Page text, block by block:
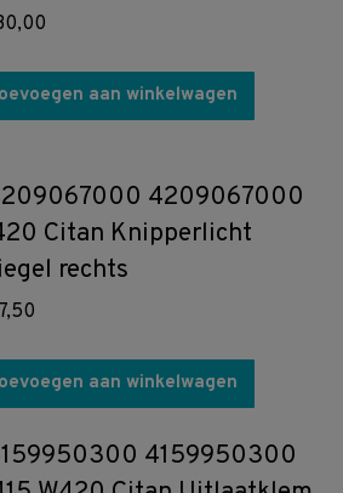
aan winkelwagen
4209067000
Citan Knipperlicht
rechts
aan winkelwagen
4159950300